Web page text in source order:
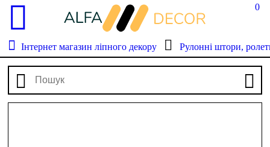
0
Інтернет магазин ліпного декору Рулонні штори,